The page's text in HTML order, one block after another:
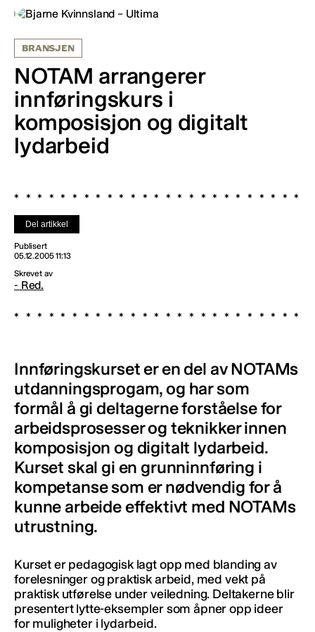
BRANSJEN
NOTAM arrangerer
innføringskurs i
komposisjon og digitalt
lydarbeid
Del artikkel
Publisert
05.12.2005 11:13
Skrevet av
- Red.
Innføringskurset er en del av NOTAMs
utdanningsprogam, og har som
formål å gi deltagerne forståelse for
arbeidsprosesser og teknikker innen
komposisjon og digitalt lydarbeid.
Kurset skal gi en grunninnføring i
kompetanse som er nødvendig for å
kunne arbeide effektivt med NOTAMs
utrustning.
Kurset er pedagogisk lagt opp med blanding av
forelesninger og praktisk arbeid, med vekt på
praktisk utførelse under veiledning. Deltakerne blir
presentert lytte-eksempler som åpner opp ideer
for muligheter i lydarbeid.